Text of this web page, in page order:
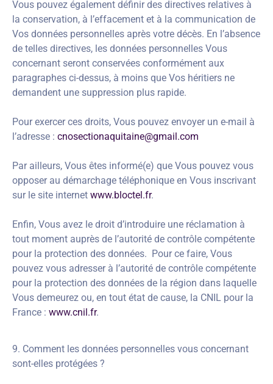
Vous pouvez également définir des directives relatives à
la conservation, à l’effacement et à la communication de
Vos données personnelles après votre décès. En l’absence
de telles directives, les données personnelles Vous
concernant seront conservées conformément aux
paragraphes ci-dessus, à moins que Vos héritiers ne
demandent une suppression plus rapide.
Pour exercer ces droits, Vous pouvez envoyer un e-mail à
l’adresse : cnosectionaquitaine@gmail.com
Par ailleurs, Vous êtes informé(e) que Vous pouvez vous
opposer au démarchage téléphonique en Vous inscrivant
sur le site internet www.bloctel.fr.
Enfin, Vous avez le droit d’introduire une réclamation à
tout moment auprès de l’autorité de contrôle compétente
pour la protection des données. Pour ce faire, Vous
pouvez vous adresser à l’autorité de contrôle compétente
pour la protection des données de la région dans laquelle
Vous demeurez ou, en tout état de cause, la CNIL pour la
France : www.cnil.fr.
9. Comment les données personnelles vous concernant
sont-elles protégées ?